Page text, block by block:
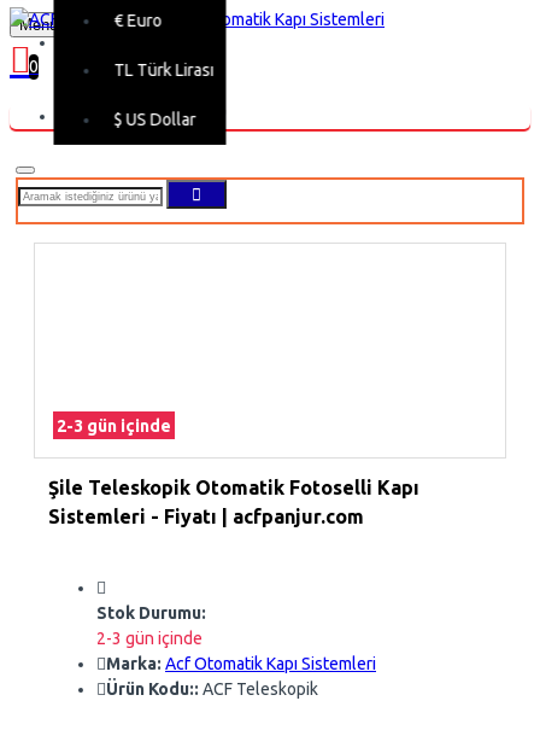
€Euro
TL Türk Lirası
$ US Dollar
Menu
0
Alışveriş sepetiniz boş!
2-3 gün içinde
Şile Teleskopik Otomatik Fotoselli Kapı
Sistemleri - Fiyatı | acfpanjur.com
Stok Durumu:
2-3 gün içinde
Marka: Acf Otomatik Kapı Sistemleri
Ürün Kodu:: ACF Teleskopik